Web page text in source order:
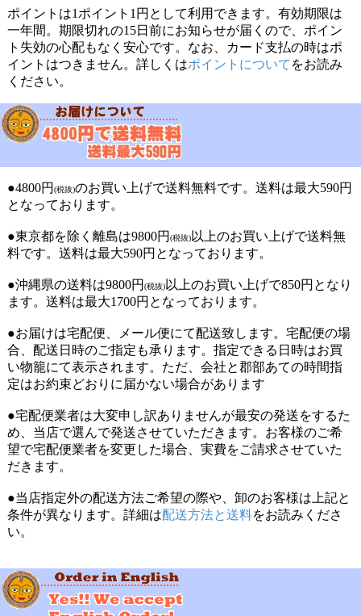
ポイントは1ポイント1円として利用できます。有効期限は
一年間。期限切れの15日前にお知らせが届くので、ポイン
ト失効の心配もなく安心です。なお、カード支払の時はポ
イントはつきません。詳しくはポイントについて をお読み
ください。
●4800円 (税抜)のお買い上げで送料無料です。送料は最大590円
となっております。
●東京都を除く離島は9800円 (税抜)以上のお買い上げで送料無
料です。送料は最大590円となっております。
●沖縄県の送料は9800円 (税抜)以上のお買い上げで850円となり
ます。送料は最大1700円となっております。
●お届けは宅配便、メール便にて配送致します。宅配便の場
合、配送日時のご指定も承ります。指定できる日時はお買
い物籠にて表示されます。ただ、会社と郡部あての時間指
定はお約束どおりに届かない場合があります
●宅配便業者は大変申し訳ありませんが最安の発送をするた
め、当店で選んで発送させていただきます。お客様のご希
望で宅配便業者を変更した場合、実費をご請求させていた
だきます。
●当店指定外の配送方法ご希望の際や、卸のお客様は上記と
条件が異なります。詳細は配送方法と送料をお読みくださ
い。